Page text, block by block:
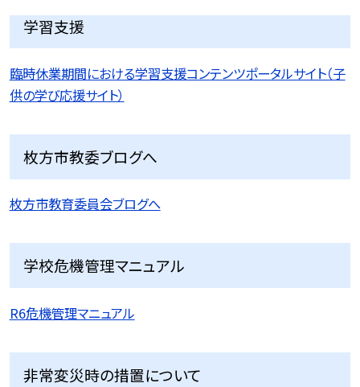
学習支援
臨時休業期間における学習支援コンテンツポータルサイト（子
供の学び応援サイト）
枚方市教委ブログへ
枚方市教育委員会ブログへ
学校危機管理マニュアル
R6危機管理マニュアル
非常変災時の措置について